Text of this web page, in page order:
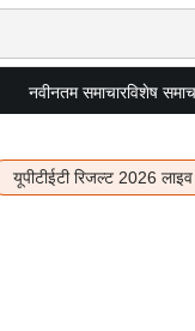
नवीनतम समाचारविशेष
यूपीटीईटी रिजल्ट 2026 लाइव